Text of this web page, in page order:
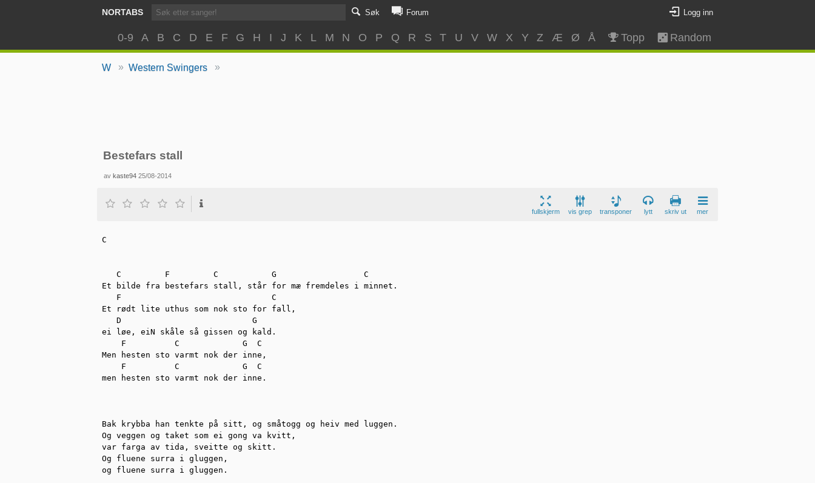
NORTABS Søk Forum Logg inn
0-9 A B C D E F G H I J K L M N O P Q R S T U V W X Y Z Æ Ø Å Topp Random
W » Western Swingers »
Bestefars stall
avkaste94 25/08-2014
fullskjerm vis grep transponer lytt skriv ut mer
C
   C         F         C           G                  C
Et bilde fra bestefars stall, står for mæ fremdeles i minnet.
   F                               C
Et rødt lite uthus som nok sto for fall,
   D                           G
ei løe, eiN skåle så gissen og kald.
    F          C             G  C
Men hesten sto varmt nok der inne,
    F          C             G  C
men hesten sto varmt nok der inne.
Bak krybba han tenkte på sitt, og småtogg og heiv med luggen.
Og veggen og taket som ei gong va kvitt,
var farga av tida, sveitte og skitt.
Og fluene surra i gluggen,
og fluene surra i gluggen.